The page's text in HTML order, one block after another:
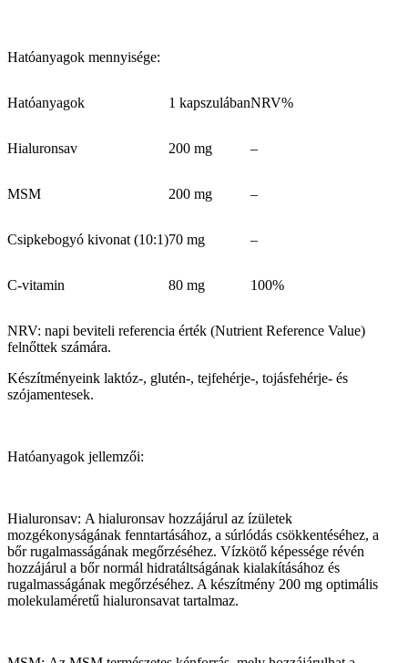
Hatóanyagok mennyisége:
Hatóanyagok 1 kapszulábanNRV%
Hialuronsav 200 mg –
MSM 200 mg –
Csipkebogyó kivonat (10:1)70 mg –
C-vitamin 80 mg 100%
NRV: napi beviteli referencia érték (Nutrient Reference Value)
felnőttek számára.
Készítményeink laktóz-, glutén-, tejfehérje-, tojásfehérje- és
szójamentesek.
Hatóanyagok jellemzői:
Hialuronsav: A hialuronsav hozzájárul az ízületek
mozgékonyságának fenntartásához, a súrlódás csökkentéséhez, a
bőr rugalmasságának megőrzéséhez. Vízkötő képessége révén
hozzájárul a bőr normál hidratáltságának kialakításához és
rugalmasságának megőrzéséhez. A készítmény 200 mg optimális
molekulaméretű hialuronsavat tartalmaz.